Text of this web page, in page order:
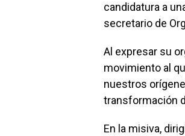
candidatura a
secretario de
Al expresar su
movimiento al
nuestros
transformación
En la misiva,